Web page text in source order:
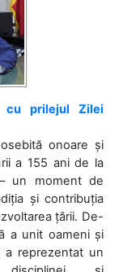
cu prilejul Zilei
onoare și
a 155 ani de la
un moment de
și contribuția
țării. De-
a unit oameni și
a reprezentat un